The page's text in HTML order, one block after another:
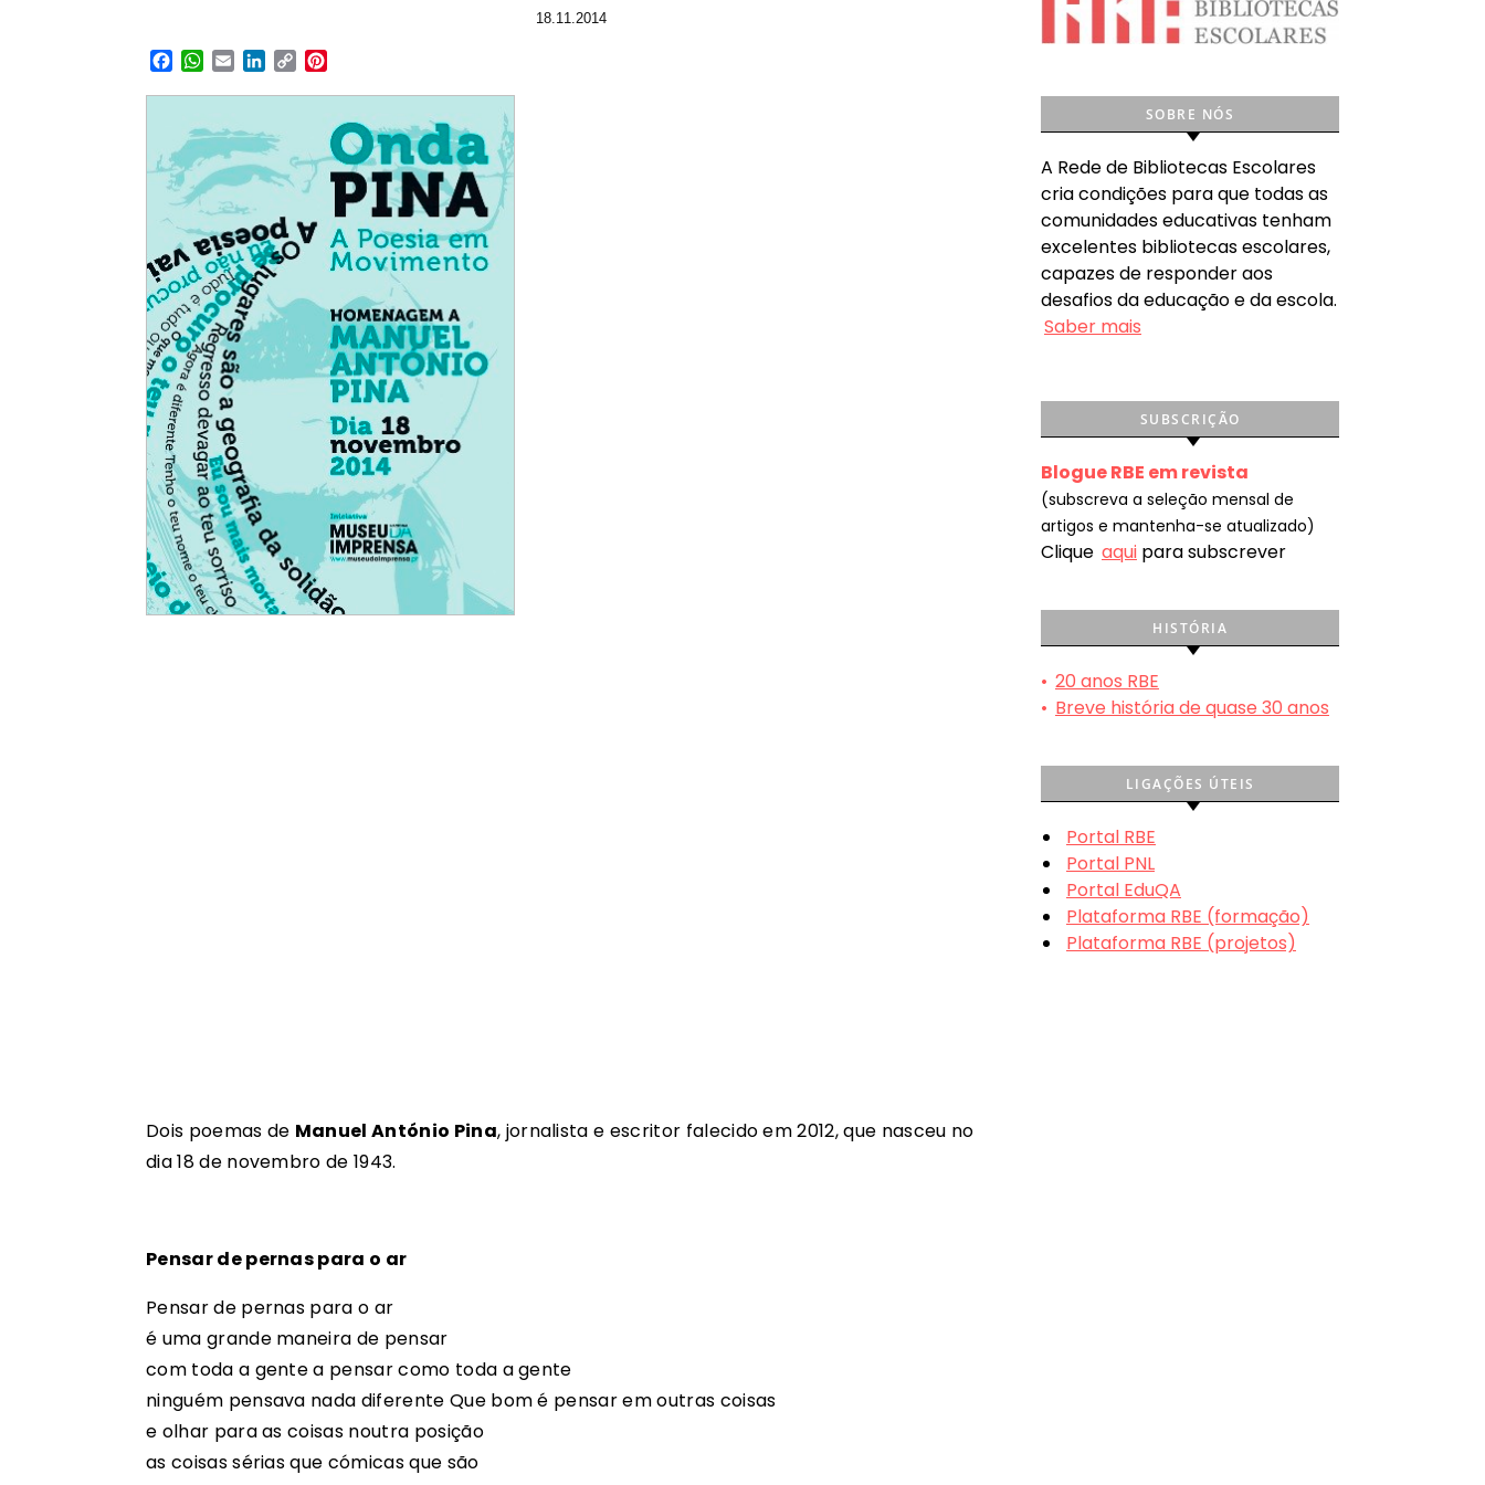
18.11.2014
Facebook
WhatsApp
EmailLinkedIn
Copy
Dois poemas de Manuel António Pina, jornalista e escritor falecido em 2012, que nasceu no
dia 18 de novembro de 1943.
Pensar de pernas para o ar
Pensar de pernas para o ar
é uma grande maneira de pensar
com toda a gente a pensar como toda a gente
ninguém pensava nada diferente Que bom é pensar em outras coisas
e olhar para as coisas noutra posição
as coisas sérias que cómicas que são
SOBRE NÓS
A Rede de Bibliotecas Escolares
cria condições para que todas as
comunidades educativas tenham
excelentes bibliotecas escolares,
capazes de responder aos
desafios da educação e da escola.
Saber mais
SUBSCRIÇÃO
Blogue RBE em revista
(subscreva a seleção mensal de
artigos e mantenha-se atualizado)
Clique aqui para subscrever
HISTÓRIA
• 20 anos RBE
• Breve história de quase 30 anos
LIGAÇÕES ÚTEIS
Portal RBE
Portal PNL
Portal EduQA
Plataforma RBE (formação)
Plataforma RBE (projetos)